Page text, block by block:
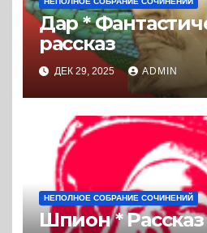
Дар *
рассказ
ДЕК 29, 2025 ADMIN
НЕПОЛНОЕ СОБРАНИЕ СОЧИНЕНИЙ
Шпион * Рассказ